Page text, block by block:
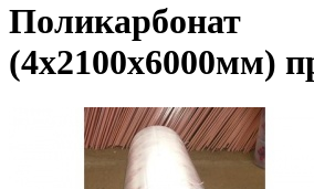
Поликарбонат
(4х2100х6000мм)